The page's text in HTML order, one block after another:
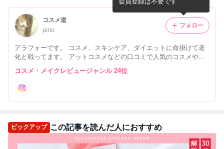
コスメ道
pino
アラフォーです。 コスメ、スキンケア、ダイエットに命掛けて老
化と戦ってます。 アットコスメなどの口コミで人気のコスメやプ
フォロー
コスメ・メイクレビュージャンル 24位
ピックアップ この記事を読んだ人におすすめ